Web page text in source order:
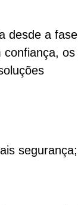
desde a fase
confiança, os
segurança;